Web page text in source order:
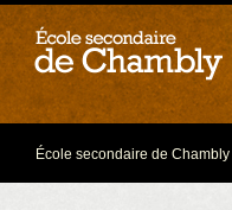
École secondaire de Chambly